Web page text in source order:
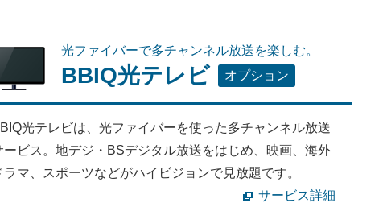
光ファイバーで多チャンネル放送を楽しむ。
BBIQ光テレビ オプション
光テレビは、光ファイバーを使った多チャンネル放送
ービス。地デジ・BSデジタル放送をはじめ、映画、海外
ラマ、スポーツなどがハイビジョンで見放題です。
サービス詳細